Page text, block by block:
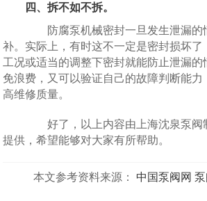
四、拆不如不拆。
防腐泵机械密封一旦发生泄漏的
补。实际上，有时这不一定是密封损坏
工况或适当的调整下密封就能防止泄漏的
免浪费，又可以验证自己的故障判断能力
高维修质量。
好了，以上内容由上海沈泉泵阀
提供，希望能够对大家有所帮助。
本文参考资料来源： 中国泵阀网